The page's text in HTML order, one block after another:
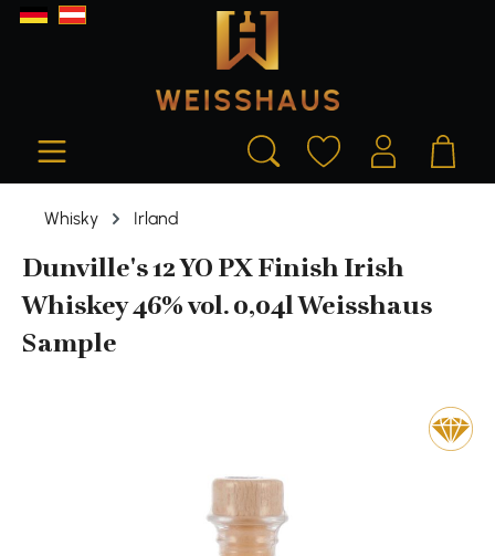
springen
Whisky Irland
Dunville's 12 YO PX Finish Irish
Whiskey 46% vol. 0,04l Weisshaus
Sample